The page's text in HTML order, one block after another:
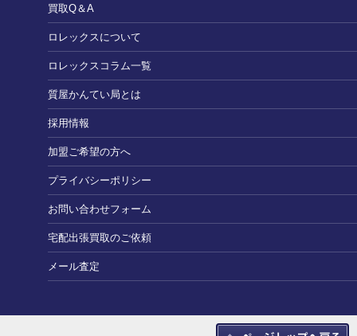
買取Q＆A
ロレックスについて
ロレックスコラム一覧
質屋かんてい局とは
採用情報
加盟ご希望の方へ
プライバシーポリシー
お問い合わせフォーム
宅配出張買取のご依頼
メール査定